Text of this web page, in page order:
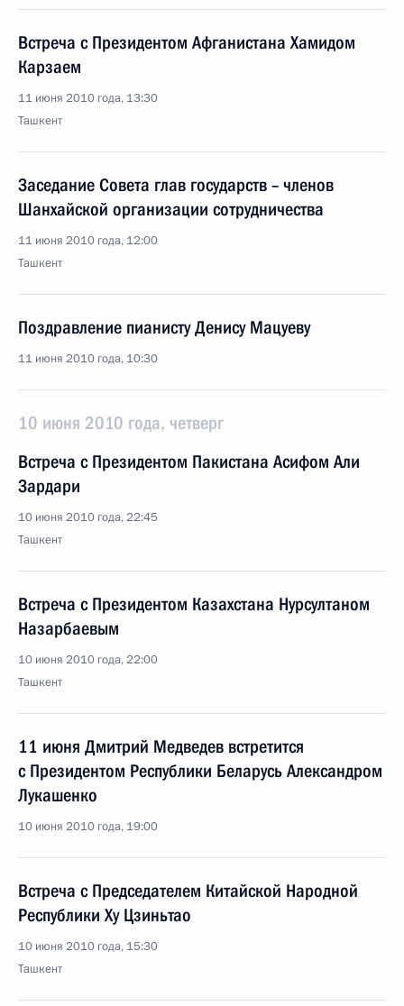
Встреча с Президентом Афганистана Хамидом
Карзаем
11 июня 2010 года, 13:30
Ташкент
Заседание Совета глав государств – членов
Шанхайской организации сотрудничества
11 июня 2010 года, 12:00
Ташкент
Поздравление пианисту Денису Мацуеву
11 июня 2010 года, 10:30
10 июня 2010 года, четверг
Встреча с Президентом Пакистана Асифом Али
Зардари
10 июня 2010 года, 22:45
Ташкент
Встреча с Президентом Казахстана Нурсултаном
Назарбаевым
10 июня 2010 года, 22:00
Ташкент
11 июня Дмитрий Медведев встретится
с Президентом Республики Беларусь Александром
Лукашенко
10 июня 2010 года, 19:00
Встреча с Председателем Китайской Народной
Республики Ху Цзиньтао
10 июня 2010 года, 15:30
Ташкент